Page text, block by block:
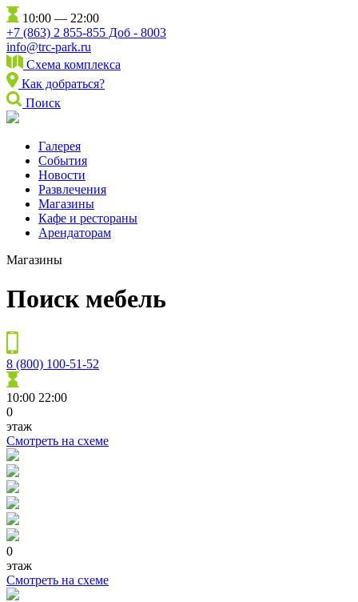
10:00 — 22:00
+7 (863) 2 855-855 Доб - 8003
info@trc-park.ru
Схема комплекса
Как добраться?
Поиск
Галерея
События
Новости
Развлечения
Магазины
Кафе и рестораны
Арендаторам
Магазины
Поиск мебель
8 (800) 100-51-52
10:00 22:00
0
этаж
Смотреть на схеме
0
этаж
Смотреть на схеме